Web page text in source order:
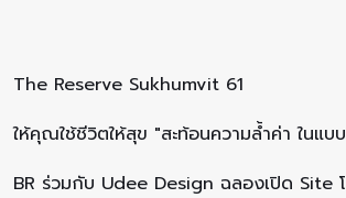
The Reserve Sukhumvit 61
ให้คุณใช้ชีวิตให้สุข "สะท้อนความล้ำค่า ในแ
BR ร่วมกับ Udee Design ฉลองเปิด Site